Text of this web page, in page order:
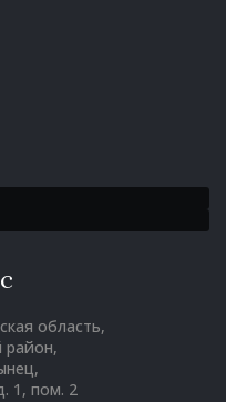
область,
район,
1, пом. 2